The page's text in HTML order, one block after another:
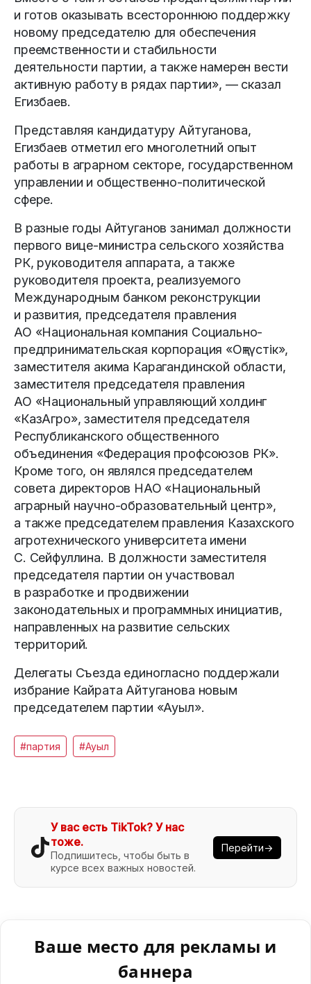
и готов оказывать всестороннюю поддержку
новому председателю для обеспечения
преемственности и стабильности
деятельности партии, а также намерен вести
активную работу в рядах партии», — сказал
Егизбаев.
Представляя кандидатуру Айтуганова,
Егизбаев отметил его многолетний опыт
работы в аграрном секторе, государственном
управлении и общественно-политической
сфере.
В разные годы Айтуганов занимал должности
первого вице-министра сельского хозяйства
РК, руководителя аппарата, а также
руководителя проекта, реализуемого
Международным банком реконструкции
и развития, председателя правления
АО «Национальная компания Социально-
предпринимательская корпорация «Оңтүстік»,
заместителя акима Карагандинской области,
заместителя председателя правления
АО «Национальный управляющий холдинг
«КазАгро», заместителя председателя
Республиканского общественного
объединения «Федерация профсоюзов РК».
Кроме того, он являлся председателем
совета директоров НАО «Национальный
аграрный научно-образовательный центр»,
а также председателем правления Казахского
агротехнического университета имени
С. Сейфуллина. В должности заместителя
председателя партии он участвовал
в разработке и продвижении
законодательных и программных инициатив,
направленных на развитие сельских
территорий.
Делегаты Съезда единогласно поддержали
избрание Кайрата Айтуганова новым
председателем партии «Ауыл».
#партия #Ауыл
У вас есть TikTok? У нас
тоже.
Подпишитесь, чтобы быть в
курсе всех важных новостей.
Перейти→
Ваше место для рекламы и
баннера